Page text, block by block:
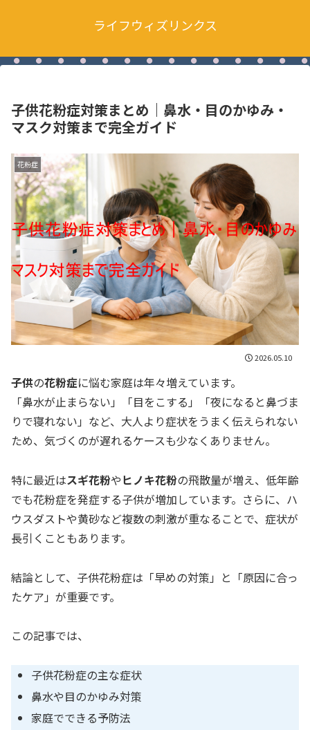
ライフウィズリンクス
子供花粉症対策まとめ｜鼻水・目のかゆみ・
マスク対策まで完全ガイド
花粉症
2026.05.10
子供の花粉症に悩む家庭は年々増えています。
「鼻水が止まらない」「目をこする」「夜になると鼻づま
りで寝れない」など、大人より症状をうまく伝えられない
ため、気づくのが遅れるケースも少なくありません。
特に最近はスギ花粉やヒノキ花粉の飛散量が増え、低年齢
でも花粉症を発症する子供が増加しています。さらに、ハ
ウスダストや黄砂など複数の刺激が重なることで、症状が
長引くこともあります。
結論として、子供花粉症は「早めの対策」と「原因に合っ
たケア」が重要です。
この記事では、
子供花粉症の主な症状
鼻水や目のかゆみ対策
家庭でできる予防法